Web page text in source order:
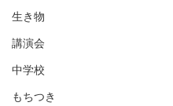
生き物
講演会
中学校
もちつき